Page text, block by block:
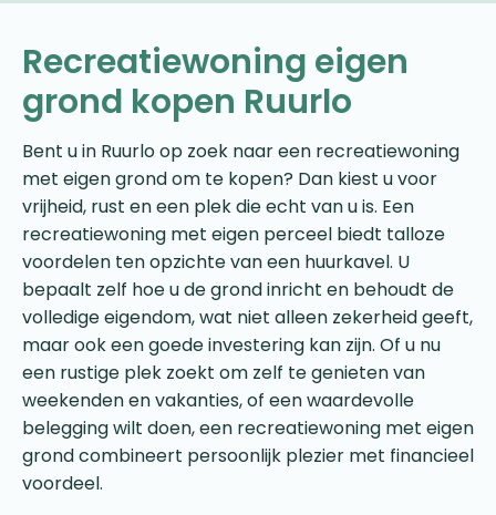
Recreatiewoning eigen
grond kopen Ruurlo
Bent u in Ruurlo op zoek naar een recreatiewoning
met eigen grond om te kopen? Dan kiest u voor
vrijheid, rust en een plek die echt van u is. Een
recreatiewoning met eigen perceel biedt talloze
voordelen ten opzichte van een huurkavel. U
bepaalt zelf hoe u de grond inricht en behoudt de
volledige eigendom, wat niet alleen zekerheid geeft,
maar ook een goede investering kan zijn. Of u nu
een rustige plek zoekt om zelf te genieten van
weekenden en vakanties, of een waardevolle
belegging wilt doen, een recreatiewoning met eigen
grond combineert persoonlijk plezier met financieel
voordeel.